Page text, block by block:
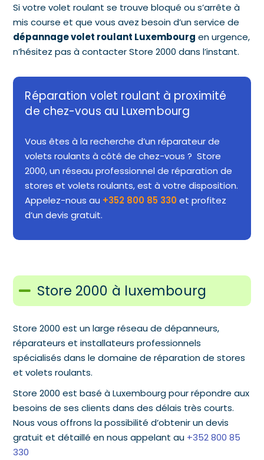
Si votre volet roulant se trouve bloqué ou s’arrête à
mis course et que vous avez besoin d’un service de
dépannage volet roulant Luxembourg en urgence,
n’hésitez pas à contacter Store 2000 dans l’instant.
Réparation volet roulant à proximité
de chez-vous au Luxembourg
Vous êtes à la recherche d’un réparateur de
volets roulants à côté de chez-vous ? Store
2000, un réseau professionnel de réparation de
stores et volets roulants, est à votre disposition.
Appelez-nous au +352 800 85 330 et profitez
d’un devis gratuit.
Store 2000 à luxembourg
Store 2000 est un large réseau de dépanneurs,
réparateurs et installateurs professionnels
spécialisés dans le domaine de réparation de stores
et volets roulants.
Store 2000 est basé à Luxembourg pour répondre aux
besoins de ses clients dans des délais très courts.
Nous vous offrons la possibilité d’obtenir un devis
gratuit et détaillé en nous appelant au +352 800 85
330